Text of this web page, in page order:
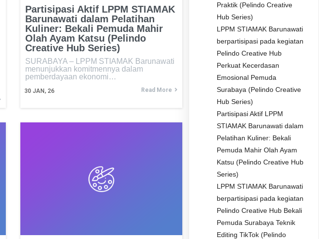
Partisipasi Aktif LPPM STIAMAK
Barunawati dalam Pelatihan
Kuliner: Bekali Pemuda Mahir
Olah Ayam Katsu (Pelindo
Creative Hub Series)
30 JAN, 26
SURABAYA – LPPM STIAMAK Barunawati
menunjukkan komitmennya dalam
pemberdayaan ekonomi…
Read More
Praktik (Pelindo Creative
Hub Series)
LPPM STIAMAK Barunawati
berpartisipasi pada kegiatan
Pelindo Creative Hub
Perkuat Kecerdasan
Emosional Pemuda
Surabaya (Pelindo Creative
Hub Series)
Partisipasi Aktif LPPM
STIAMAK Barunawati dalam
Pelatihan Kuliner: Bekali
Pemuda Mahir Olah Ayam
Katsu (Pelindo Creative Hub
Series)
LPPM STIAMAK Barunawati
berpartisipasi pada kegiatan
Pelindo Creative Hub Bekali
Pemuda Surabaya Teknik
Editing TikTok (Pelindo